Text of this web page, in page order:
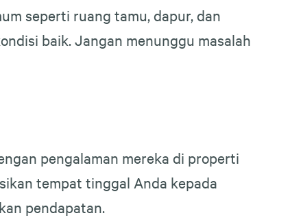
seperti ruang tamu, dapur, dan
baik. Jangan menunggu masalah
pengalaman mereka di properti
tempat tinggal Anda kepada
pendapatan.